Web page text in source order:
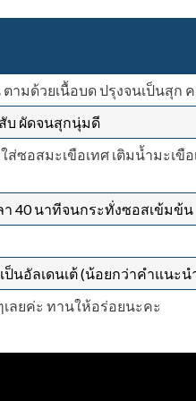
มด้วยเนื้อบด ปรุงจนเป็นสุก
บ ผัดจนสุกนุ่มดี
ส่ซอสมะเขือเทศ เติมน้ำมะเขื
า 40 นาทีจนกระทั่งซอสเข้มข้น
ป็นอัลเดนเต้ (น้อยกว่าคำแนะ
ลยค่ะ ทานให้อร่อยนะคะ